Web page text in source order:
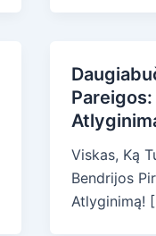
Viskas, Ką
Bendrijos
Atlyginimą!